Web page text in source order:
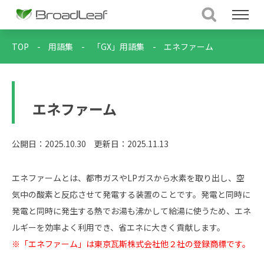
TOP - 用語集 - 「GX」用語集 - エネファーム
エネファーム
公開日：2025.10.30 更新日：2025.11.13
エネファームとは、都市ガスやLPガスから水素を取り出し、空
気中の酸素と反応させて発電する装置のことです。発電と同時に
発電と同時に発生する熱でお湯も沸かして給湯に使うため、エネ
ルギーを効率よく利用でき、省エネに大きく貢献します。
※「エネファーム」は東京瓦斯株式会社他２社の登録商標です。